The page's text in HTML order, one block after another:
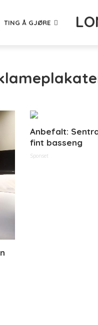
TING Å GJØRE
Anbefalt:
fint basseng
Sponset